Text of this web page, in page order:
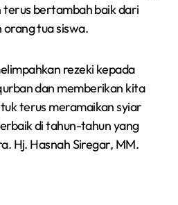
bertambah baik dari
orang tua siswa.
rezeki kepada
dan memberikan kita
terus meramaikan syiar
di tahun-tahun yang
Hj. Hasnah Siregar, MM.